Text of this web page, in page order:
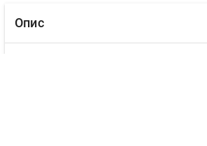
Опис